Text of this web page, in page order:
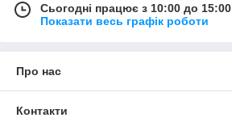
Сьогодні працює з 10:00 до 15:00
Показати весь графік роботи
Про нас
Контакти